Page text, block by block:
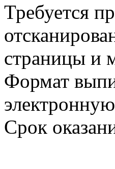
Требуется
страницы и
Формат
Срок